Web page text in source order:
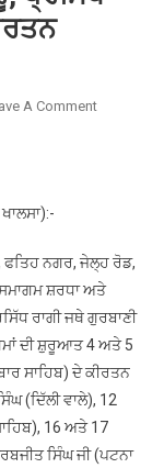
A CommentOn
ਬਾਬਾ
ਫਤਿਹ
ਲੜੀਵਾਰ
ਕੀਰਤਨ
ਸਮਾਗਮ
4
ਫਤਿਹ ਨਗਰ, ਜੇਲ੍ਹ ਰੋਡ,
ਸਮਾਗਮ ਸ਼ਰਧਾ ਅਤੇ
ਰਾਗੀ ਜਥੇ ਗੁਰਬਾਣੀ
ਦੀ ਸ਼ੁਰੂਆਤ 4 ਅਤੇ 5
ਸਾਹਿਬ) ਦੇ ਕੀਰਤਨ
(ਦਿੱਲੀ ਵਾਲੇ), 12
16 ਅਤੇ 17
ਸਿੰਘ ਜੀ (ਪਟਨਾ